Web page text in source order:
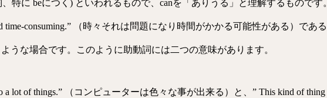
特に beにつく) といわれるもので、canを「ありうる」と理解するものです
time-consuming.” （時々それは問題になり時間がかかる可能性がある）である
うな場合です。このように助動詞には二つの意味があります。
a lot of things.” （コンピューターは色々な事が出来る）と、” This kind of thing